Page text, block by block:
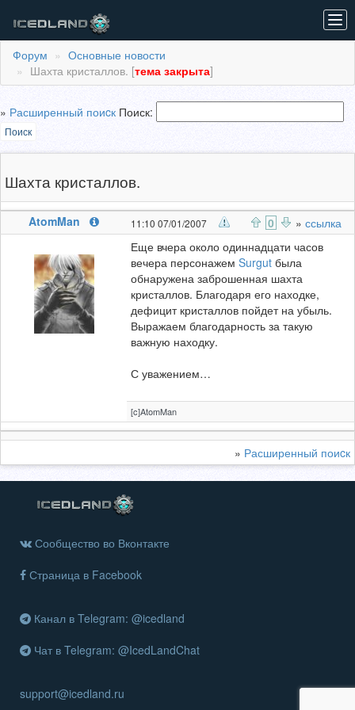
Форум
Основные новости
Шахта кристаллов. [тема закрыта]
» Расширенный поиcк Поиск:
Поиск
Шахта кристаллов.
AtomMan 11:10 07/01/2007 0 » ссылка
Еще вчера около одиннадцати часов
вечера персонажем Surgut была
обнаружена заброшенная шахта
кристаллов. Благодаря его находке,
дефицит кристаллов пойдет на убыль.
Выражаем благодарность за такую
важную находку.
С уважением…
[c]AtomMan
» Расширенный поиcк
Сообщество во Вконтакте
Страница в Facebook
Канал в Telegram: @icedland
Чат в Telegram: @IcedLandChat
support@icedland.ru